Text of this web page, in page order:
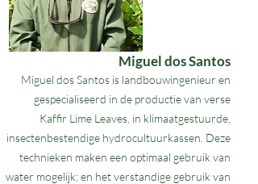
Miguel dos Santos
Miguel dos Santos is landbouwingenieur en
gespecialiseerd in de productie van verse
Kaffir Lime Leaves, in klimaatgestuurde,
insectenbestendige hydrocultuurkassen. Deze
technieken maken een optimaal gebruik van
water mogelijk; en het verstandige gebruik van